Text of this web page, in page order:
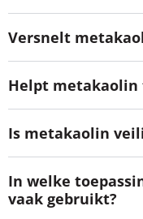
Versnelt
Helpt metakaolin
Is metakaolin
In welke
vaak gebruikt?